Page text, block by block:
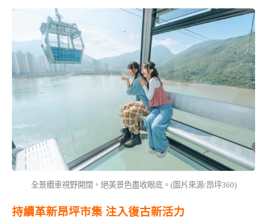
全景纜車視野開闊，絕美景色盡收眼底。(圖片來源/昂坪360)
持續革新昂坪市集 注入復古新活力